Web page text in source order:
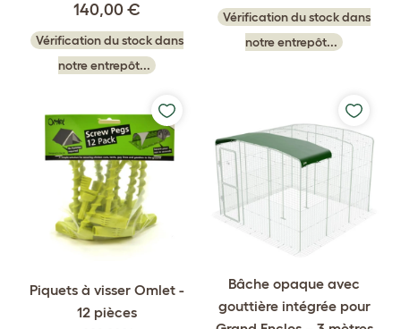
140,00 €
Vérification du stock dans
notre entrepôt...
Vérification du stock dans
notre entrepôt...
Piquets à visser Omlet -
12 pièces
Bâche opaque avec
gouttière intégrée pour